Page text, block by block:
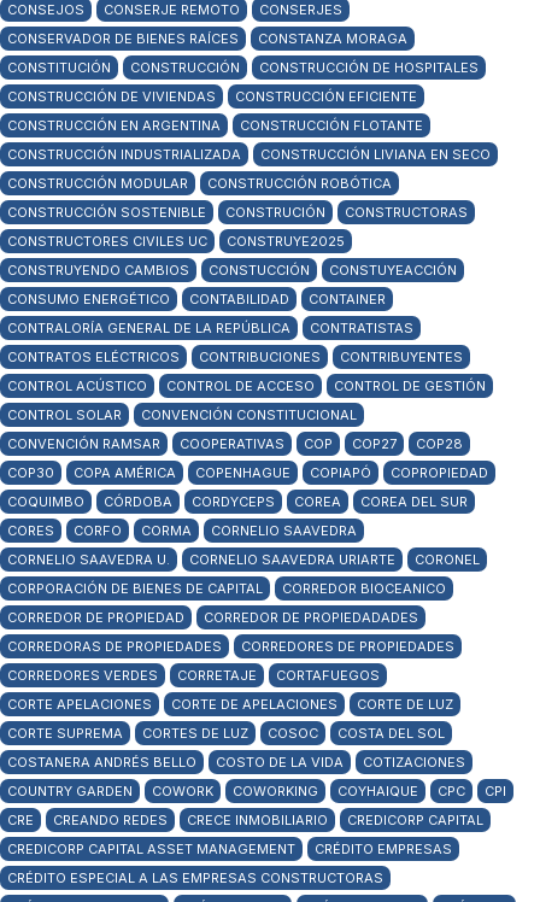
CONSEJOS
CONSERJE REMOTO
CONSERJES
CONSERVADOR DE BIENES RAÍCES
CONSTANZA MORAGA
CONSTITUCIÓN
CONSTRUCCIÓN
CONSTRUCCIÓN DE HOSPITALES
CONSTRUCCIÓN DE VIVIENDAS
CONSTRUCCIÓN EFICIENTE
CONSTRUCCIÓN EN ARGENTINA
CONSTRUCCIÓN FLOTANTE
CONSTRUCCIÓN INDUSTRIALIZADA
CONSTRUCCIÓN LIVIANA EN SECO
CONSTRUCCIÓN MODULAR
CONSTRUCCIÓN ROBÓTICA
CONSTRUCCIÓN SOSTENIBLE
CONSTRUCIÓN
CONSTRUCTORAS
CONSTRUCTORES CIVILES UC
CONSTRUYE2025
CONSTRUYENDO CAMBIOS
CONSTUCCIÓN
CONSTUYEACCIÓN
CONSUMO ENERGÉTICO
CONTABILIDAD
CONTAINER
CONTRALORÍA GENERAL DE LA REPÚBLICA
CONTRATISTAS
CONTRATOS ELÉCTRICOS
CONTRIBUCIONES
CONTRIBUYENTES
CONTROL ACÚSTICO
CONTROL DE ACCESO
CONTROL DE GESTIÓN
CONTROL SOLAR
CONVENCIÓN CONSTITUCIONAL
CONVENCIÓN RAMSAR
COOPERATIVAS COP COP27
COP28
COP30
COPA AMÉRICA COPENHAGUE COPIAPÓ
COPROPIEDAD
COQUIMBO
CÓRDOBA CORDYCEPS COREA
COREA DEL SUR
CORES
CORFO CORMA
CORNELIO SAAVEDRA
CORNELIO SAAVEDRA U.
CORNELIO SAAVEDRA URIARTE
CORONEL
CORPORACIÓN DE BIENES DE CAPITAL
CORREDOR BIOCEANICO
CORREDOR DE PROPIEDAD
CORREDOR DE PROPIEDADADES
CORREDORAS DE PROPIEDADES
CORREDORES DE PROPIEDADES
CORREDORES VERDES
CORRETAJE
CORTAFUEGOS
CORTE APELACIONES
CORTE DE APELACIONES
CORTE DE LUZ
CORTE SUPREMA
CORTES DE LUZ COSOC
COSTA DEL SOL
COSTANERA ANDRÉS BELLO
COSTO DE LA VIDA
COTIZACIONES
COUNTRY GARDEN
COWORK COWORKING COYHAIQUE CPC
CPI
CRE
CREANDO REDES CRECE INMOBILIARIO
CREDICORP CAPITAL
CREDICORP CAPITAL ASSET MANAGEMENT
CRÉDITO EMPRESAS
CRÉDITO ESPECIAL A LAS EMPRESAS CONSTRUCTORAS